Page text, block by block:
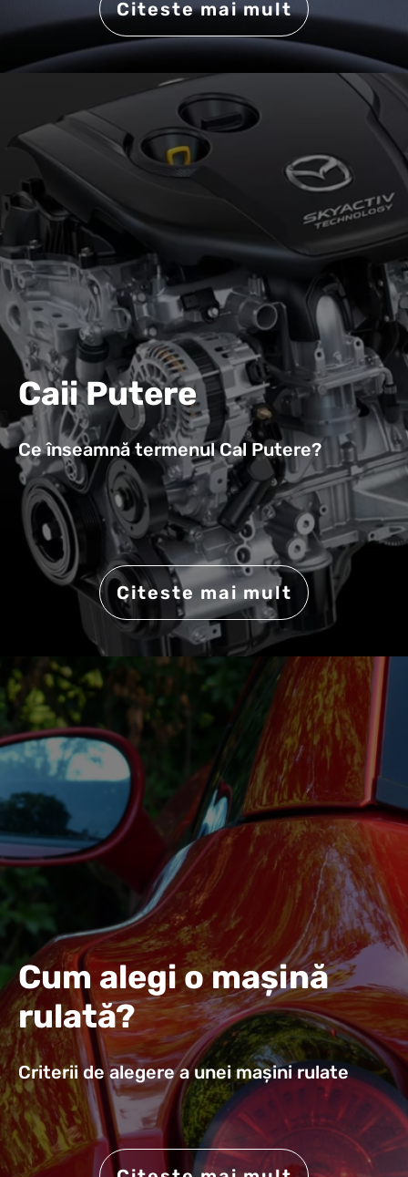
Citeste mai mult
Caii Putere
Ce înseamnă termenul Cal Putere?
Citeste mai mult
Cum alegi o mașină
rulată?
Criterii de alegere a unei mașini rulate